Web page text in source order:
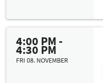
4:00 PM -
4:30 PM
FRI 08. NOVEMBER